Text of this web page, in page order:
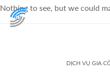
Nothing to see, but we could
DỊCH VỤ GIA